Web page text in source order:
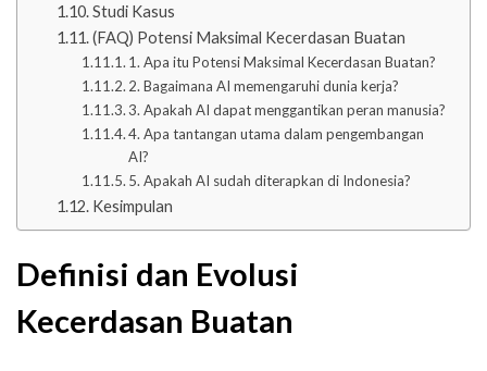
Studi Kasus
(FAQ) Potensi Maksimal Kecerdasan Buatan
1. Apa itu Potensi Maksimal Kecerdasan Buatan?
2. Bagaimana AI memengaruhi dunia kerja?
3. Apakah AI dapat menggantikan peran manusia?
4. Apa tantangan utama dalam pengembangan
AI?
5. Apakah AI sudah diterapkan di Indonesia?
Kesimpulan
Definisi dan Evolusi
Kecerdasan Buatan